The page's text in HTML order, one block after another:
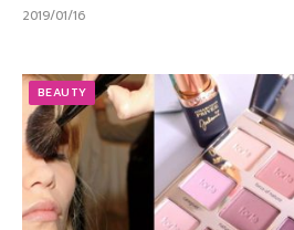
2019/01/16
BEAUTY